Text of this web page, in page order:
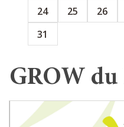
24
25 26
31
GROW du